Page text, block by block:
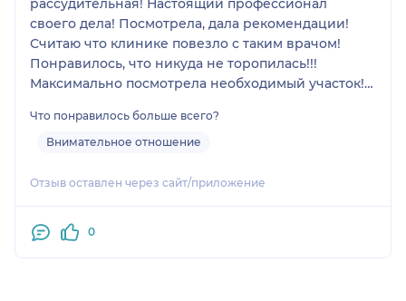
своего дела! Посмотрела, дала рекомендации!
Считаю что клинике повезло с таким врачом!
Понравилось, что никуда не торопилась!!!
Максимально посмотрела необходимый участок!
профессионала своего дела!
Что понравилось больше всего?
Внимательное отношение
Отзыв оставлен через сайт/приложение
0